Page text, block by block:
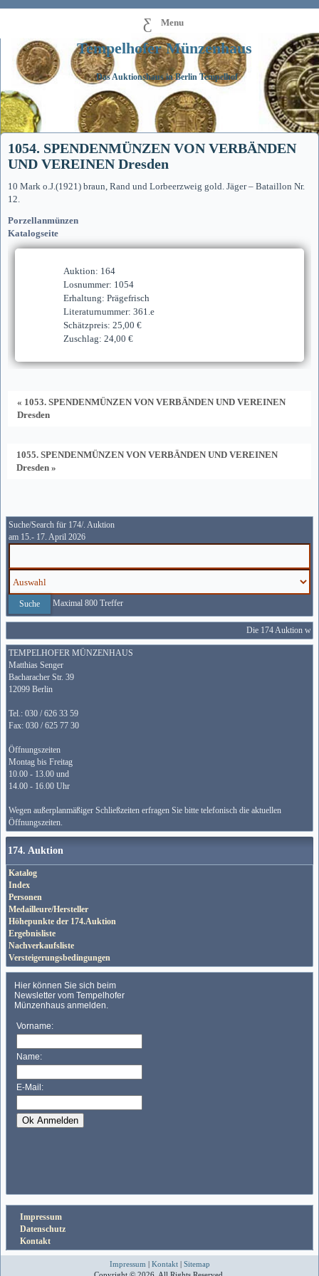
Menu
Tempelhofer Münzenhaus
Das Auktionshaus in Berlin Tempelhof
1054. SPENDENMÜNZEN VON VERBÄNDEN
UND VEREINEN Dresden
10 Mark o.J.(1921) braun, Rand und Lorbeerzweig gold. Jäger – Bataillon Nr.
12.
Porzellanmünzen
Katalogseite
Auktion: 164
Losnummer: 1054
Erhaltung: Prägefrisch
Literaturnummer: 361.e
Schätzpreis: 25,00 €
Zuschlag: 24,00 €
« 1053. SPENDENMÜNZEN VON VERBÄNDEN UND VEREINEN
Dresden
1055. SPENDENMÜNZEN VON VERBÄNDEN UND VEREINEN
Dresden »
Suche/Search für 174/. Auktion
am 15.- 17. April 2026
Maximal 800 Treffer
Die 174 Auktion
TEMPELHOFER MÜNZENHAUS
Matthias Senger
Bacharacher Str. 39
12099 Berlin
Tel.: 030 / 626 33 59
Fax: 030 / 625 77 30
Öffnungszeiten
Montag bis Freitag
10.00 - 13.00 und
14.00 - 16.00 Uhr
Wegen außerplanmäßiger Schließzeiten erfragen Sie bitte telefonisch die aktuellen
Öffnungszeiten.
174. Auktion
Katalog
Index
Personen
Medailleure/Hersteller
Höhepunkte der 174.Auktion
Ergebnisliste
Nachverkaufsliste
Versteigerungsbedingungen
Impressum
Datenschutz
Kontakt
Impressum | Kontakt| Sitemap